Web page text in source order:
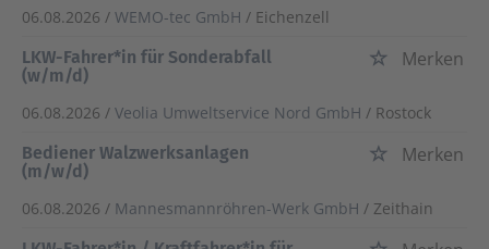
06.08.2026 / WEMO-tec GmbH / Eichenzell
LKW-Fahrer*in für Sonderabfall
(w/m/d)
Merken
06.08.2026 / Veolia Umweltservice Nord GmbH / Rostock
Bediener Walzwerksanlagen
(m/w/d)
Merken
06.08.2026 / Mannesmannröhren-Werk GmbH / Zeithain